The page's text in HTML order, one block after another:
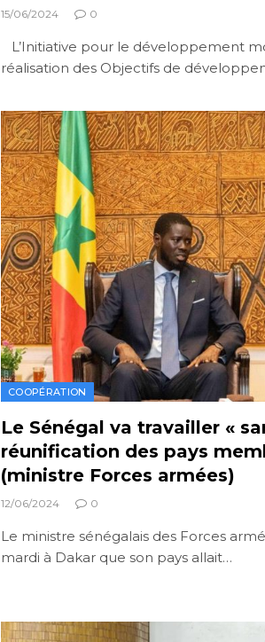
15/06/2024 0
L’Initiative pour le développement
réalisation des Objectifs de
COOPÉRATION
Le Sénégal va travailler «
réunification des pays
(ministre Forces armées)
12/06/2024 0
Le ministre sénégalais des Forces
mardi à Dakar que son pays allait…